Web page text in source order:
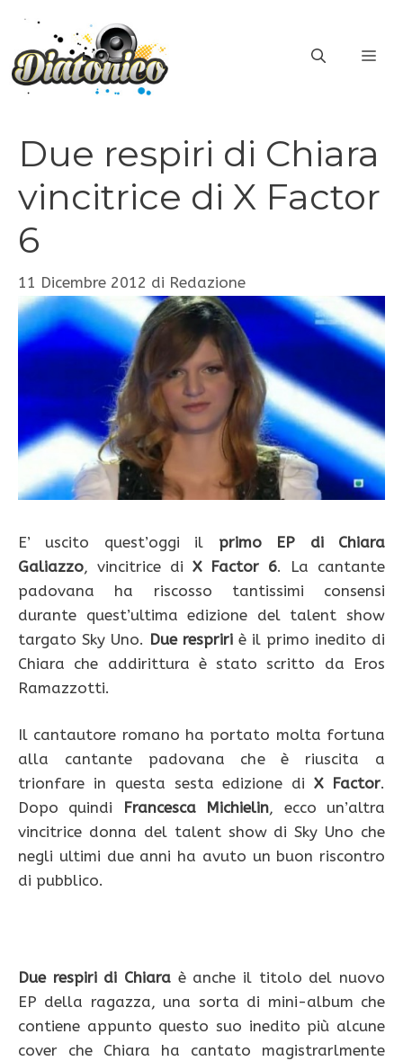
contenuto
Due respiri di Chiara
vincitrice di X Factor
6
11 Dicembre 2012 di Redazione
E’ uscito quest’oggi il primo EP di Chiara
Galiazzo, vincitrice di X Factor 6. La cantante
padovana ha riscosso tantissimi consensi
durante quest’ultima edizione del talent show
targato Sky Uno. Due respriri è il primo inedito di
Chiara che addirittura è stato scritto da Eros
Ramazzotti.
Il cantautore romano ha portato molta fortuna
alla cantante padovana che è riuscita a
trionfare in questa sesta edizione di X Factor.
Dopo quindi
Francesca Michielin, ecco un’altra
vincitrice donna del talent show di Sky Uno che
negli ultimi due anni ha avuto un buon riscontro
di pubblico.
Due respiri di Chiara è anche il titolo del nuovo
EP della ragazza, una sorta di mini-album che
contiene appunto questo suo inedito più alcune
cover che Chiara ha cantato magistrarlmente